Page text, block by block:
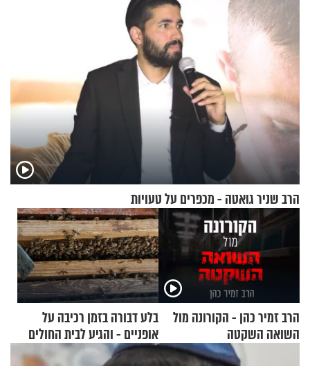
הרב שניר גואטה - מכפרים על טעויות
הרב זמיר כהן - הקורונה מול
השואה השקטה
בלע דבורה בזמן רכיבה על
אופניים - והגיע לבית החולים
במצב מסכן חיים